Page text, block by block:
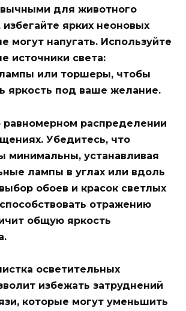
для животного
ярких неоновых
могут напугать. Используйте
источники света:
или торшеры, чтобы
яркость под ваше желание.
равномерном распределении
Убедитесь, что
минимальны, устанавливая
лампы в углах или вдоль
обоев и красок светлых
отражению
общую яркость
осветительных
избежать затруднений
которые могут уменьшить